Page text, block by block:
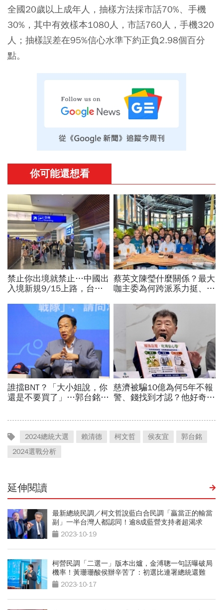
全國20歲以上成年人，抽樣方法採市話70%、手機
30%，其中有效樣本1080人，市話760人，手機320
人；抽樣誤差在95%信心水準下約正負2.98個百分
點。
2024總統大選 賴清德 柯文哲 侯友宜
郭台銘
2024選戰分析
延伸閱讀
最新總統民調／柯文哲說藍白合民調「贏當正的輸當
副」一半台灣人都認同！逾8成藍營支持者超渴求
2023-10-19
柯營民調「二選一」版本出爐，金溥聰一句話曝破局
機率！黃珊珊酸侯辦辛苦了：初選比連署總統還難
2023-10-17